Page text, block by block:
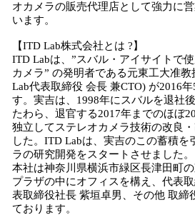
オカメラの販売代理店として強力に
います。
【ITD Lab株式会社とは ?】
ITD Labは、”スバル・アイサイトで
カメラ” の発明者である元東工大准
Lab代表取締役 会長 兼CTO) が2016
す。実吉は、1998年にスバルを退社
たわら、退官する2017年までのほぼ
独立してステレオカメラ技術の改良
した。ITD Labは、実吉のこの蓄積を
ラの研究開発をスタートさせました。
本社は神奈川県横浜市緑区長津田町
プラザの中にオフィスを構え、代表
表取締役社長 紫垣卓男、その他 取締
ております。